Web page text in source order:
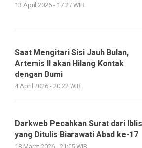
13 April 2026 - 17:27 WIB
Saat Mengitari Sisi Jauh Bulan,
Artemis II akan Hilang Kontak
dengan Bumi
4 April 2026 - 20:22 WIB
Darkweb Pecahkan Surat dari Iblis
yang Ditulis Biarawati Abad ke-17